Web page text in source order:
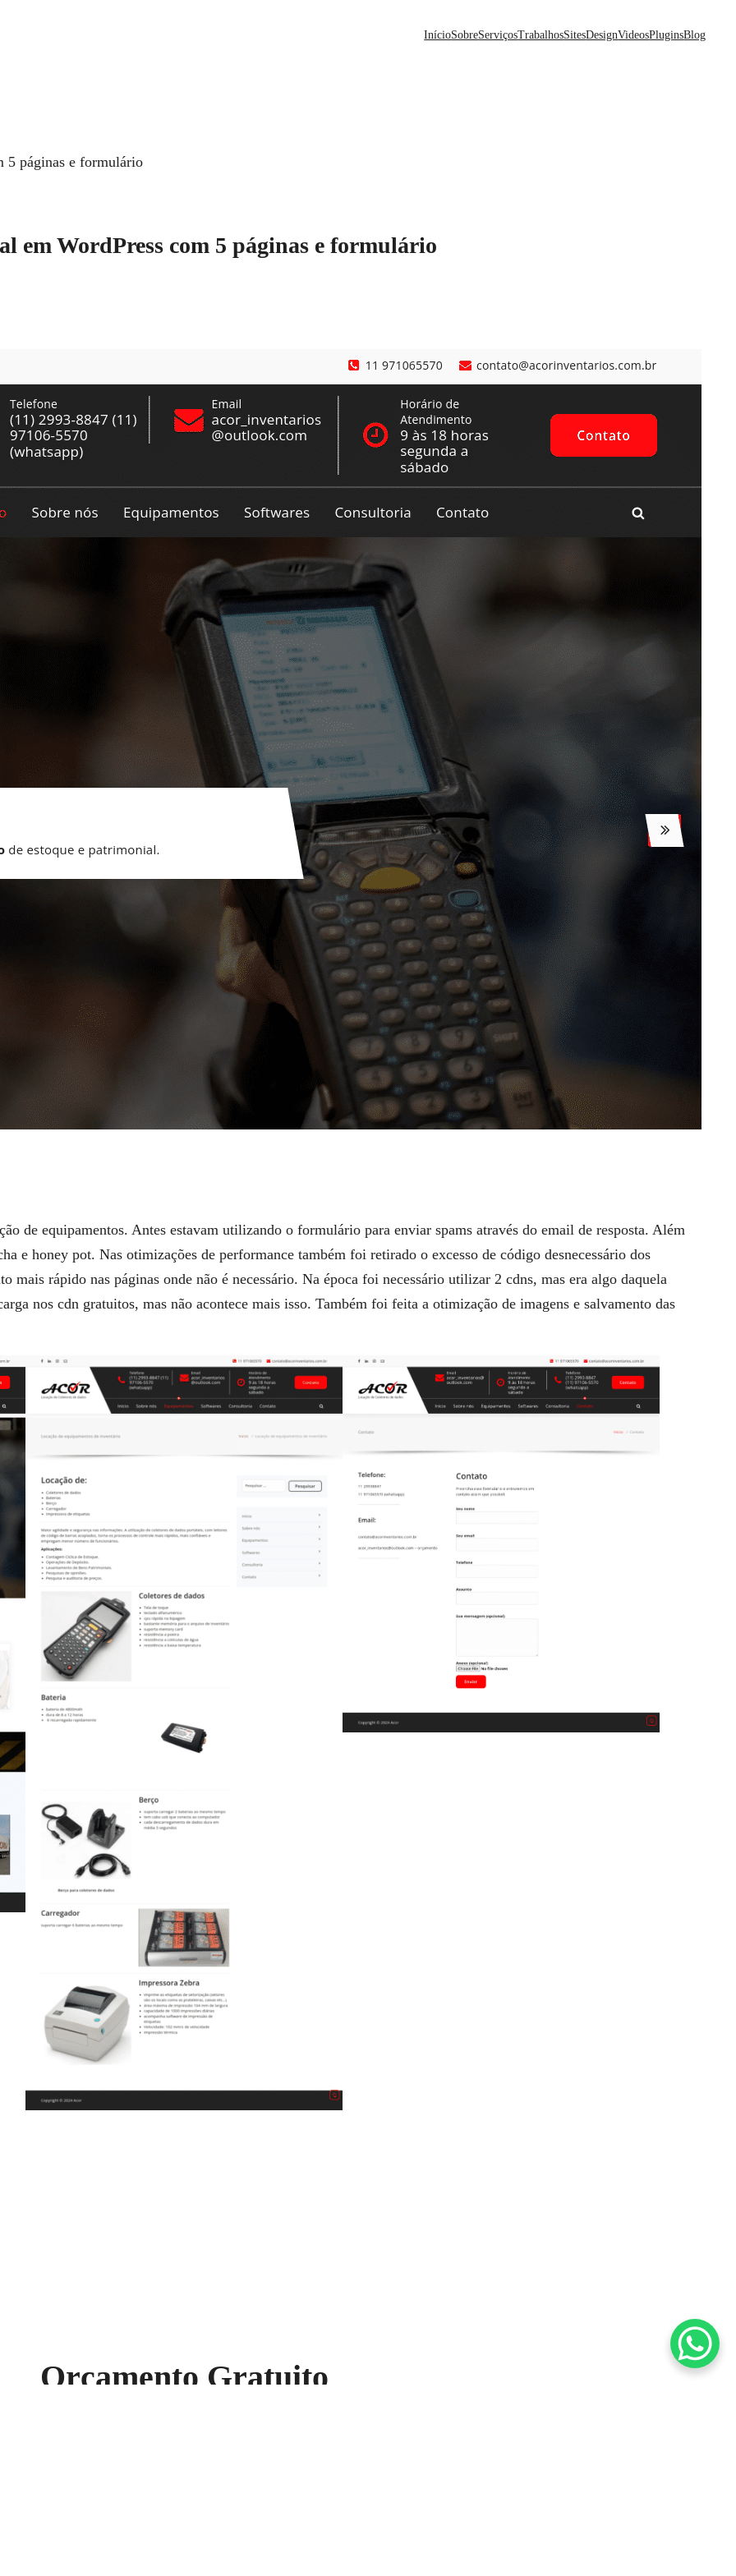
InícioSobreServiçosTrabalhosSitesDesignVideosPluginsBlog
5 páginas e formulário
em WordPress com 5 páginas e formulário
de equipamentos. Antes estavam utilizando o formulário para enviar spams através do email de resposta. Além
e honey pot. Nas otimizações de performance também foi retirado o excesso de código desnecessário dos
mais rápido nas páginas onde não é necessário. Na época foi necessário utilizar 2 cdns, mas era algo daquela
nos cdn gratuitos, mas não acontece mais isso. Também foi feita a otimização de imagens e salvamento das
Orçamento Gratuito